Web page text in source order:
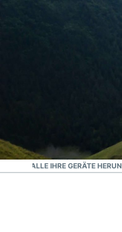
Bestes VPN für
FÜR ALLE IHRE GERÄTE